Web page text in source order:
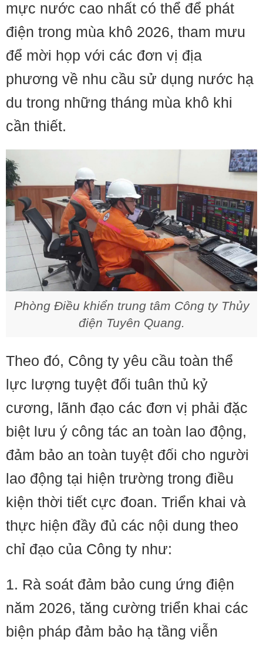
mực nước cao nhất có thể để phát
điện trong mùa khô 2026, tham mưu
để mời họp với các đơn vị địa
phương về nhu cầu sử dụng nước hạ
du trong những tháng mùa khô khi
cần thiết.
Phòng Điều khiển trung tâm Công ty Thủy
điện Tuyên Quang.
Theo đó, Công ty yêu cầu toàn thể
lực lượng tuyệt đối tuân thủ kỷ
cương, lãnh đạo các đơn vị phải đặc
biệt lưu ý công tác an toàn lao động,
đảm bảo an toàn tuyệt đối cho người
lao động tại hiện trường trong điều
kiện thời tiết cực đoan. Triển khai và
thực hiện đầy đủ các nội dung theo
chỉ đạo của Công ty như:
1. Rà soát đảm bảo cung ứng điện
năm 2026, tăng cường triển khai các
biện pháp đảm bảo hạ tầng viễn